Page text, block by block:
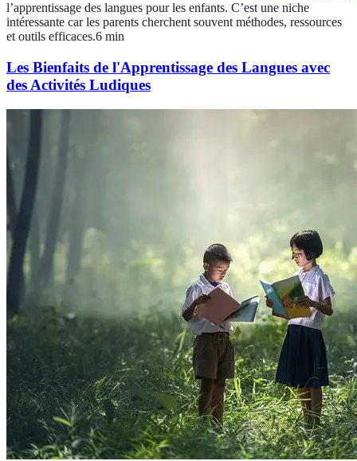
l’apprentissage des langues pour les enfants. C’est une niche
intéressante car les parents cherchent souvent méthodes, ressources
et outils efficaces.6 min
Les Bienfaits de l'Apprentissage des Langues avec
des Activités Ludiques